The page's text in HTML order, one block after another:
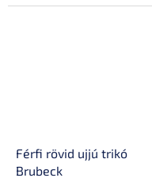
Férfi rövid ujjú trikó
Brubeck